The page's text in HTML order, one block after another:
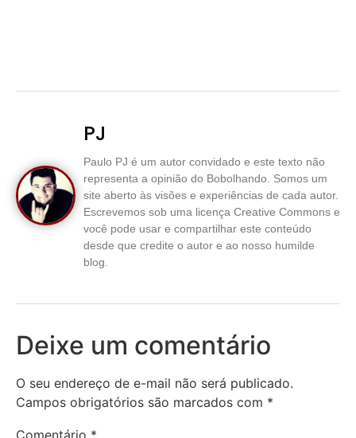
PJ
Paulo PJ é um autor convidado e este texto não
representa a opinião do Bobolhando. Somos um
site aberto às visões e experiências de cada autor.
Escrevemos sob uma licença Creative Commons e
você pode usar e compartilhar este conteúdo
desde que credite o autor e ao nosso humilde
blog.
Deixe um comentário
O seu endereço de e-mail não será publicado.
Campos obrigatórios são marcados com *
Comentário *